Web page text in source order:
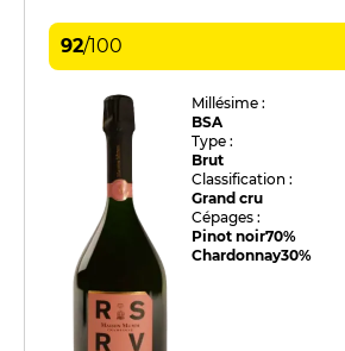
92/100
Millésime :
BSA
Type :
Brut
Classification :
Grand cru
Cépages :
Pinot noir70%
Chardonnay30%